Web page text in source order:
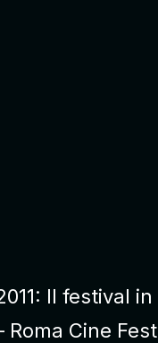
Il festival
Roma Cine Fest